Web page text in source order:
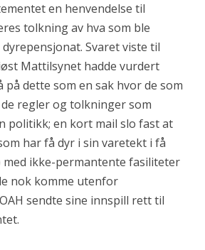
en henvendelse til
tolkning av hva som ble
Svaret viste til
Mattilsynet hadde vurdert
på dette som en sak hvor de som
regler og tolkninger som
politikk; en kort mail slo fast at
har få dyr i sin varetekt i få
med ikke-permantente fasiliteter
nok komme utenfor
sendte sine innspill rett til